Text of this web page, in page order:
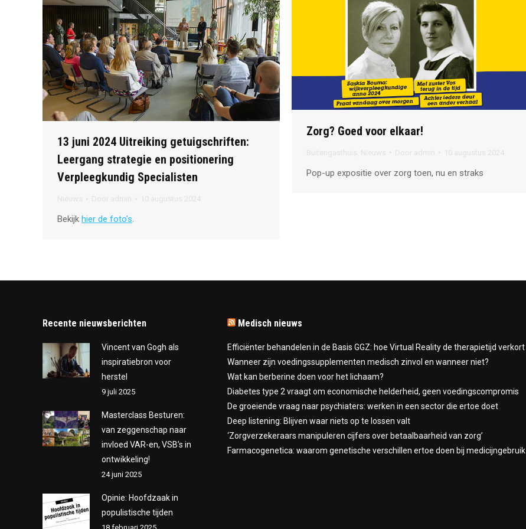
13 juni 2024 Uitreiking getuigschriften:
Leergang strategie en positionering
Verpleegkundig Specialisten
Bekijk hier de foto’s.
Zorg? Goed voor elkaar!
Pop-up expositie over zorg toen, nu en straks
Recente nieuwsberichten
Vincent van Gogh als
inspiratiebron voor
herstel
9 juli 2025
Masterclass Besturen:
van zeggenschap naar
invloed VAR-en, VSB’s in
ontwikkeling!
24 juni 2025
Opinie: Hoofdzaak in
populistische tijden
Medisch nieuws
Efficiënter behandelen in de Basis GGZ: hoe Virtual Reality de therapietijd verkort
Wanneer zijn voedingssupplementen medisch zinvol en wanneer niet?
Wat kan berberine doen voor het lichaam?
Diabetes type 2 vraagt om economische helderheid, geen voedingscompromis
De groeiende vraag naar psychiaters: werken in een sector die ertoe doet
Deep listening: Blijven waar niets op te lossen valt
‘Zorgverzekeraars manipuleren cijfers over betaalbaarheid van zorg’
Farmacogenetica: waarom genetische verschillen ertoe doen bij medicijngebruik